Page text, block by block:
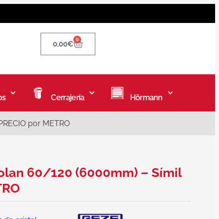
0,00€ 0
Cerrajería Hörmann
por METRO
60/120 (6000mm) – Símil